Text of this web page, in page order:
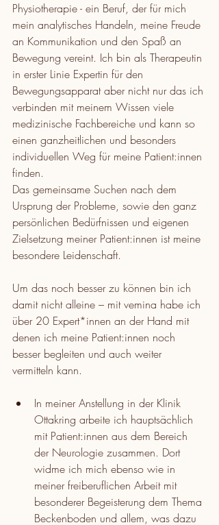
Physiotherapie - ein Beruf, der für mich
mein analytisches Handeln, meine Freude
an Kommunikation und den Spaß an
Bewegung vereint. Ich bin als Therapeutin
in erster Linie Expertin für den
Bewegungsapparat aber nicht nur das ich
verbinden mit meinem Wissen viele
medizinische Fachbereiche und kann so
einen ganzheitlichen und besonders
individuellen Weg für meine Patient:innen
finden.
Das gemeinsame Suchen nach dem
Ursprung der Probleme, sowie den ganz
persönlichen Bedürfnissen und eigenen
Zielsetzung meiner Patient:innen ist meine
besondere Leidenschaft.
Um das noch besser zu können bin ich
damit nicht alleine – mit vemina habe ich
über 20 Expert*innen an der Hand mit
denen ich meine Patient:innen noch
besser begleiten und auch weiter
vermitteln kann.
In meiner Anstellung in der Klinik
Ottakring arbeite ich hauptsächlich
mit Patient:innen aus dem Bereich
der Neurologie zusammen. Dort
widme ich mich ebenso wie in
meiner freiberuflichen Arbeit mit
besonderer Begeisterung dem Thema
Beckenboden und allem, was dazu